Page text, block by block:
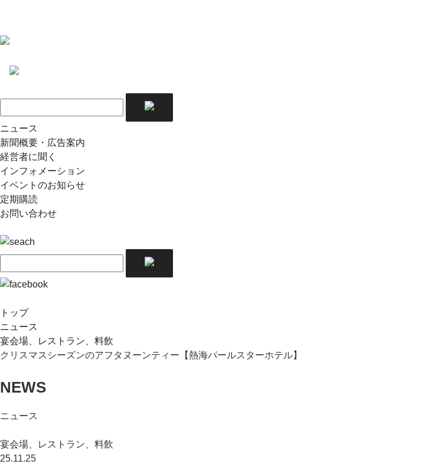
ニュース
新聞概要・広告案内
経営者に聞く
インフォメーション
イベントのお知らせ
定期購読
お問い合わせ
トップ
ニュース
宴会場、レストラン、料飲
クリスマスシーズンのアフタヌーンティー【熱海パールスターホテル】
NEWS
ニュース
宴会場、レストラン、料飲
25.11.25